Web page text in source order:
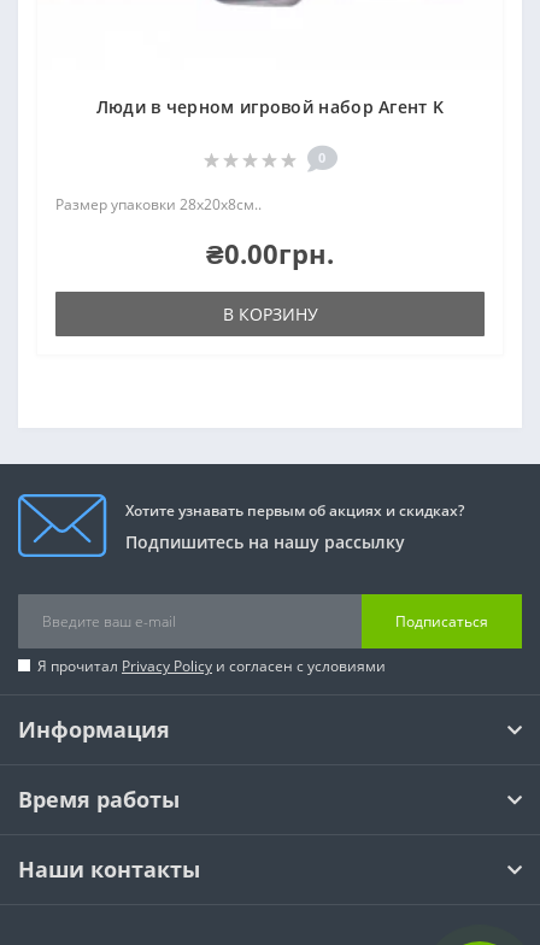
Люди в черном игровой набор Агент K
0
Размер упаковки 28х20х8см..
₴0.00грн.
В КОРЗИНУ
Хотите узнавать первым об акциях и скидках?
Подпишитесь на нашу рассылку
Подписаться
Я прочитал Privacy Policy и согласен с условиями
Информация
Время работы
Наши контакты